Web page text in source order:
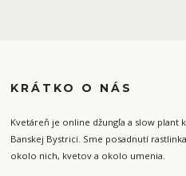
KRÁTKO O NÁS
Kvetáreň je online džungľa a slow plant
Banskej Bystrici. Sme posadnutí
okolo nich, kvetov a okolo umenia.